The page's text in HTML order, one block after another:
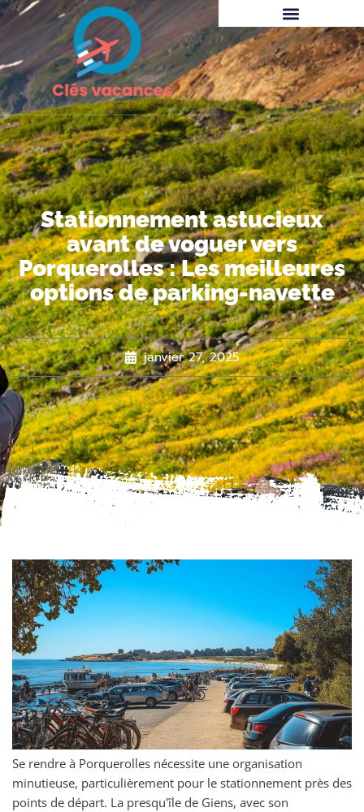
Stationnement astucieux
avant de voguer vers
Porquerolles : Les meilleures
options de parking-navette
janvier 27, 2025
Se rendre à Porquerolles nécessite une organisation
minutieuse, particulièrement pour le stationnement près des
points de départ. La presqu'île de Giens, avec son